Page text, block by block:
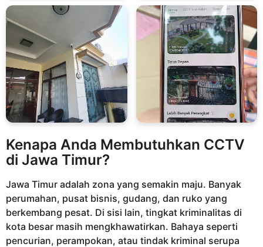
Kenapa Anda Membutuhkan CCTV
di Jawa Timur?
Jawa Timur adalah zona yang semakin maju. Banyak
perumahan, pusat bisnis, gudang, dan ruko yang
berkembang pesat. Di sisi lain, tingkat kriminalitas di
kota besar masih mengkhawatirkan. Bahaya seperti
pencurian, perampokan, atau tindak kriminal serupa